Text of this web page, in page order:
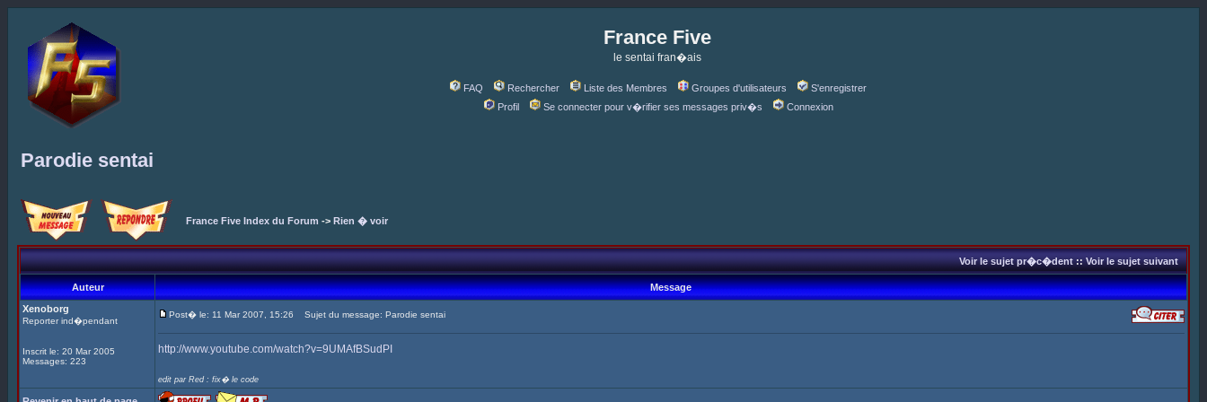
France Five
le sentai fran�ais
FAQ Rechercher Liste des Membres Groupes d'utilisateurs
S'enregistrer
Profil
Se connecter pour v�rifier ses messages priv�s Connexion
Parodie sentai
France Five Index du Forum -> Rien � voir
Voir le sujet pr�c�dent::Voir le sujet suivant
Auteur
Message
Xenoborg
Reporter ind�pendant
Inscrit le: 20 Mar 2005
Messages: 223
Post� le: 11 Mar 2007, 15:26 Sujet du message: Parodie sentai
http://www.youtube.com/watch?v=9UMAfBSudPI
edit par Red : fix� le code